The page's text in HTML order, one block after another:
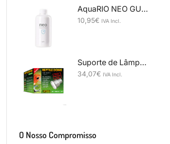
AquaRIO NEO GUARD 300ml
10,95€ IVA Incl.
Suporte de Lâmpada Exo Terra Reptile Dome Nano 10 cm
34,07€ IVA Incl.
O Nosso Compromisso